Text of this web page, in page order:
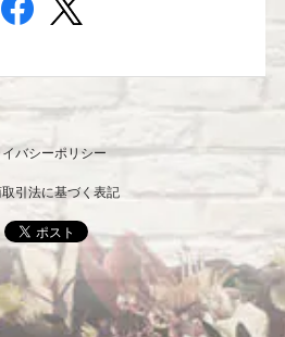
イバシーポリシー
引法に基づく表記